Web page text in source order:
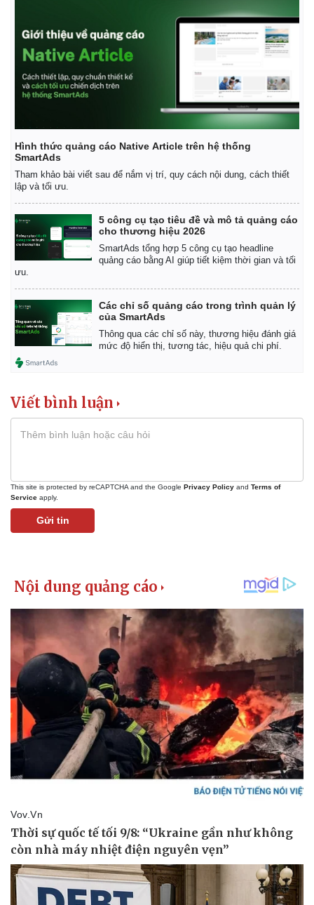
Kinh tế
Hình thức quảng cáo Native Article trên hệ thống
SmartAds
Tham khảo bài viết sau để nắm vị trí, quy cách nội dung, cách thiết
lập và tối ưu.
5 công cụ tạo tiêu đề và mô tả quảng cáo
cho thương hiệu 2026
SmartAds tổng hợp 5 công cụ tạo headline
quảng cáo bằng AI giúp tiết kiệm thời gian và tối
ưu.
Các chỉ số quảng cáo trong trình quản lý
của SmartAds
Thông qua các chỉ số này, thương hiệu đánh giá
mức độ hiển thị, tương tác, hiệu quả chi phí.
Viết bình luận
This site is protected by reCAPTCHA and the Google Privacy Policy and Terms of
Service apply.
Gửi tin